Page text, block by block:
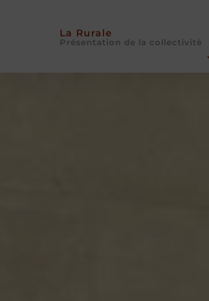
La Rurale
Présentation de la collectivité